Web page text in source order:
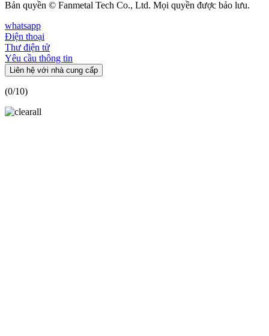
Bản quyền © Fanmetal Tech Co., Ltd. Mọi quyền được bảo lưu.
whatsapp
Điện thoại
Thư điện tử
Yêu cầu thông tin
Liên hệ với nhà cung cấp
(0/10)